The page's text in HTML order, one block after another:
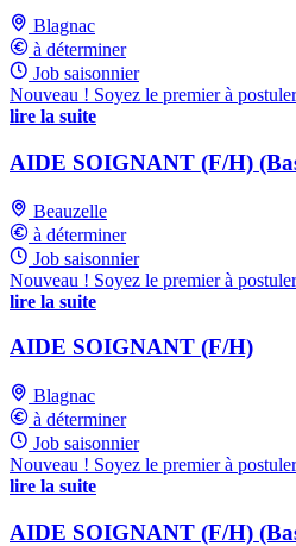
Blagnac
à déterminer
Job saisonnier
Nouveau ! Soyez le premier à postuler
lire la suite
AIDE SOIGNANT (F/H)
Beauzelle
à déterminer
Job saisonnier
Nouveau ! Soyez le premier à postuler
lire la suite
AIDE SOIGNANT (F/H)
Blagnac
à déterminer
Job saisonnier
Nouveau ! Soyez le premier à postuler
lire la suite
AIDE SOIGNANT (F/H)